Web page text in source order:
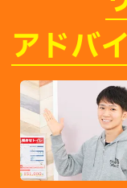
アドバ